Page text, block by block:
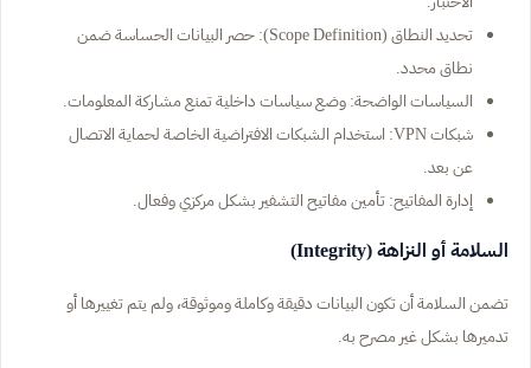
تحديد النطاق (Scope Definition): حصر البيانات الحساسة ضمن
نطاق محدد.
السياسات الواضحة: وضع سياسات داخلية تمنع مشاركة المعلومات.
شبكات VPN: استخدام الشبكات الافتراضية الخاصة لحماية الاتصال
عن بعد.
إدارة المفاتيح: تأمين مفاتيح التشفير بشكل مركزي وفعال.
السلامة أو النزاهة (Integrity)
تضمن السلامة أن تكون البيانات دقيقة وكاملة وموثوقة، ولم يتم تغييرها أو
تدميرها بشكل غير مصرح به.